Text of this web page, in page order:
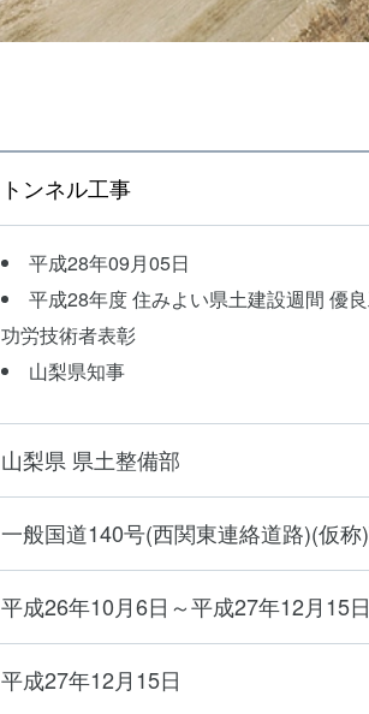
トンネル工事
平成28年09月05日
平成28年度 住みよい県土建設週間 優
功労技術者表彰
山梨県知事
山梨県 県土整備部
一般国道140号(西関東連絡道路)(仮
平成26年10月6日～平成27年12月15日
平成27年12月15日